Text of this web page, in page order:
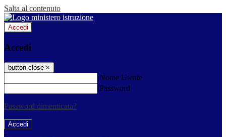
Salta al contenuto
Accedi
Accedi
button close ×
Nome Utente
Password
Password dimenticata?
-